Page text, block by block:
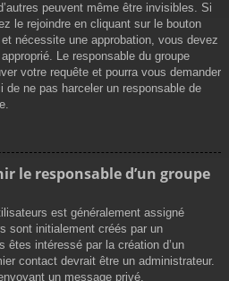
peuvent même être invisibles. Si
le rejoindre en cliquant sur le bouton
nécessite une approbation, vous devez
Le responsable du groupe
votre requête et pourra vous demander
de ne pas harceler un responsable de
le responsable d’un groupe
est généralement assigné
sont initialement créés par un
êtes intéressé par la création d’un
contact devrait être un administrateur.
un message privé.